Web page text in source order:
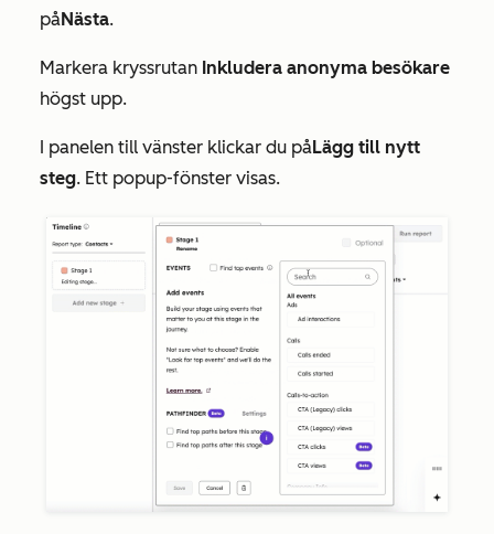
påNästa.
Markera kryssrutan Inkludera anonyma besökare
högst upp.
I panelen till vänster klickar du påLägg till nytt
steg. Ett popup-fönster visas.